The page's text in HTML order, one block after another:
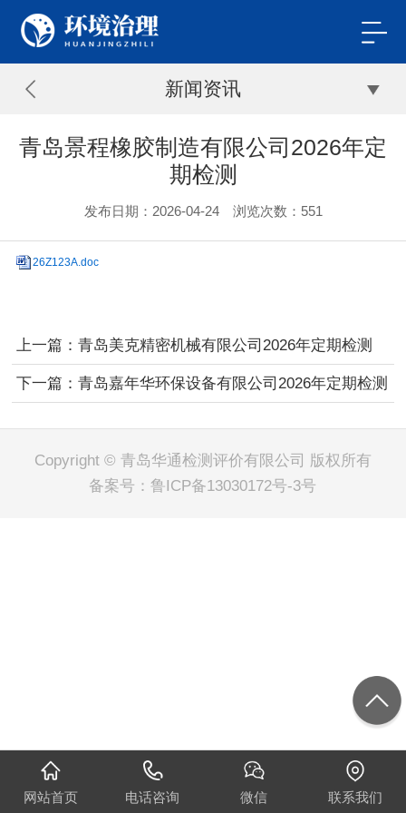
新闻资讯
青岛景程橡胶制造有限公司2026年定
期检测
发布日期：2026-04-24 浏览次数： 551
26Z123A.doc
上一篇：青岛美克精密机械有限公司2026年定期检测
下一篇：青岛嘉年华环保设备有限公司2026年定期检测
Copyright © 青岛华通检测评价有限公司 版权所有
备案号：鲁ICP备13030172号-3号
网站首页 电话咨询 微信 联系我们